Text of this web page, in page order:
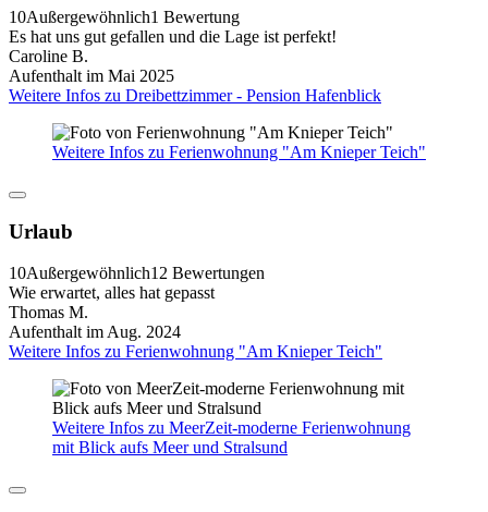
10Außergewöhnlich1 Bewertung
Es hat uns gut gefallen und die Lage ist perfekt!
Caroline B.
Aufenthalt im Mai 2025
Weitere Infos zu Dreibettzimmer - Pension Hafenblick
Weitere Infos zu Ferienwohnung "Am Knieper Teich"
Urlaub
10Außergewöhnlich12 Bewertungen
Wie erwartet, alles hat gepasst
Thomas M.
Aufenthalt im Aug. 2024
Weitere Infos zu Ferienwohnung "Am Knieper Teich"
Weitere Infos zu MeerZeit-moderne Ferienwohnung
mit Blick aufs Meer und Stralsund